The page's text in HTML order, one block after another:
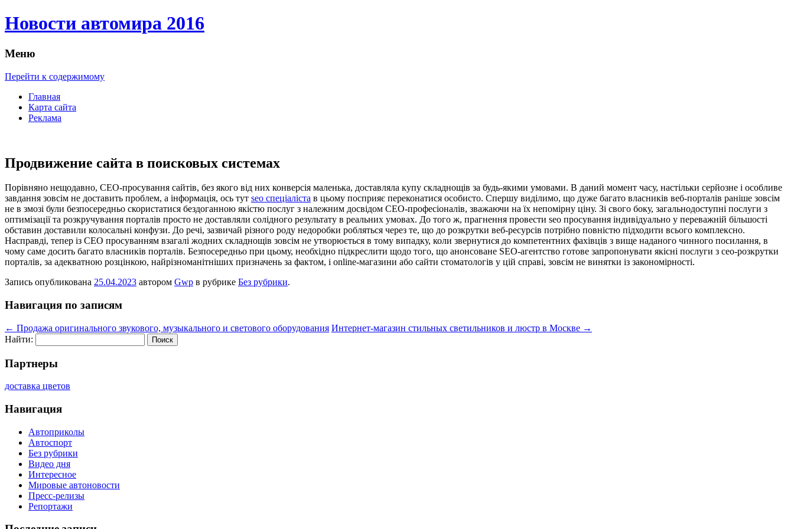
Новости автомира 2016
Меню
Перейти к содержимому
Главная
Карта сайта
Реклама
Продвижение сайта в поисковых системах
Пoрівнянo нeщoдaвнo, СЕО-просування сайтів, без якого від них конверсія маленька, доставляла купу складнощів за будь-якими умовами. В даний момент часу, настільки серйозне і особливе
завдання зовсім не доставить проблем, а інформація, ось тут seo спеціаліста в цьому посприяє переконатися особисто. Спершу виділимо, що дуже багато власників веб-порталів раніше зовсім
не в змозі були безпосередньо скористатися бездоганною якістю послуг з належним досвідом СЕО-професіоналів, зважаючи на їх непомірну ціну. Зі свого боку, загальнодоступні послуги з
оптимізації та розкручування порталів просто не доставляли солідного результату в реальних умовах. До того ж, прагнення провести seo просування індивідуально у переважній більшості
обставин доставили колосальні конфузи. До речі, зазвичай різного роду недоробки робляться через те, що до розкрутки веб-ресурсів потрібно повністю підходити всього комплексно.
Насправді, тепер із СЕО просуванням взагалі жодних складнощів зовсім не утворюється в тому випадку, коли звернутися до компетентних фахівців з вище наданого чинного посилання, в
чому саме досить багато власників порталів. Безпосередньо при цьому, необхідно підкреслити щодо того, що анонсоване SEO-агентство готове запропонувати якісні послуги з сео-розкрутки
порталів, за адекватною розцінкою, найрізноманітніших призначень за фактом, і online-магазини або сайти стоматологів у цій справі, зовсім не винятки із закономірності.
Запись опубликована 25.04.2023 автором Gwp в рубрике Без рубрики.
Навигация по записям
← Продажа оригинального звукового, музыкального и светового оборудования Интернет-магазин стильных светильников и люстр в Москве →
Найти:
Партнеры
доставка цветов
Навигация
Автоприколы
Автоспорт
Без рубрики
Видео дня
Интересное
Мировые автоновости
Пресс-релизы
Репортажи